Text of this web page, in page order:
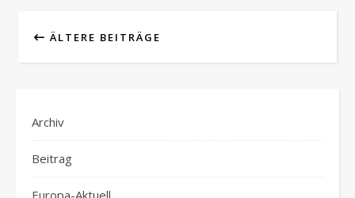
ÄLTERE BEITRÄGE
Archiv
Beitrag
Europa-Aktuell